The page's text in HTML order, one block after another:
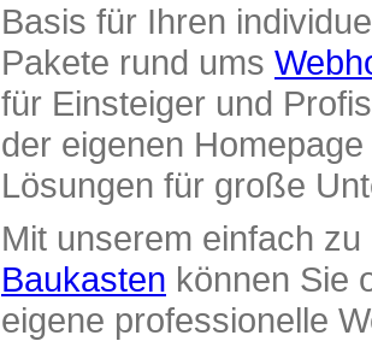
Basis für Ihren
Pakete rund ums
für Einsteiger und
der eigenen
Lösungen für große
Mit unserem einfach
Baukasten können Sie
eigene professionelle